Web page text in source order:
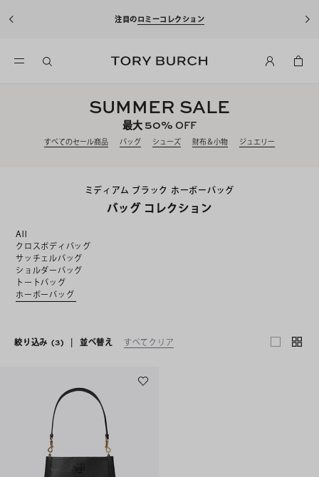
注目のロミーコレクション
SUMMER SALE
最大50% OFF
すべてのセール商品 バッグ シューズ 財布＆小物 ジュエリー
ミディアム ブラック ホーボーバッグ
バッグ コレクション
All
クロスボディバッグ
サッチェルバッグ
ショルダーバッグ
トートバッグ
ホーボーバッグ
絞り込み (3) | 並べ替え すべてクリア